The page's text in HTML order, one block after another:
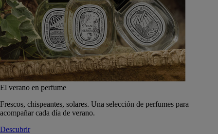
El verano en perfume
Frescos, chispeantes, solares. Una selección de perfumes para
acompañar cada día de verano.
Descubrir